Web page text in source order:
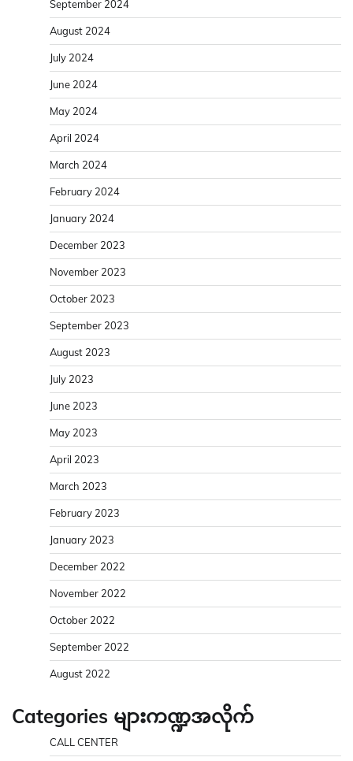
September 2024
August 2024
July 2024
June 2024
May 2024
April 2024
March 2024
February 2024
January 2024
December 2023
November 2023
October 2023
September 2023
August 2023
July 2023
June 2023
May 2023
April 2023
March 2023
February 2023
January 2023
December 2022
November 2022
October 2022
September 2022
August 2022
Categories များကဏ္ဍအလိုက်
CALL CENTER